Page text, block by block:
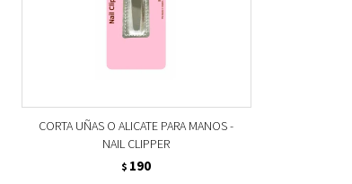
CORTA UÑAS O ALICATE PARA MANOS -
NAIL CLIPPER
$ 190